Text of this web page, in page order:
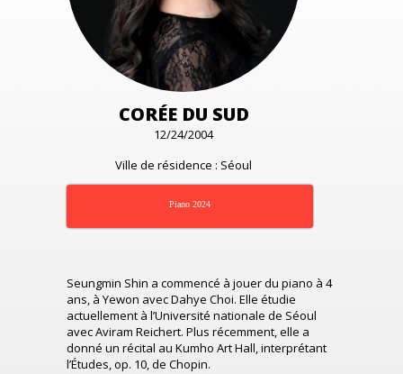
CORÉE DU SUD
12/24/2004
Ville de résidence : Séoul
Piano 2024
Seungmin Shin a commencé à jouer du piano à 4
ans, à Yewon avec Dahye Choi. Elle étudie
actuellement à l’Université nationale de Séoul
avec Aviram Reichert. Plus récemment, elle a
donné un récital au Kumho Art Hall, interprétant
l’Études, op. 10, de Chopin.